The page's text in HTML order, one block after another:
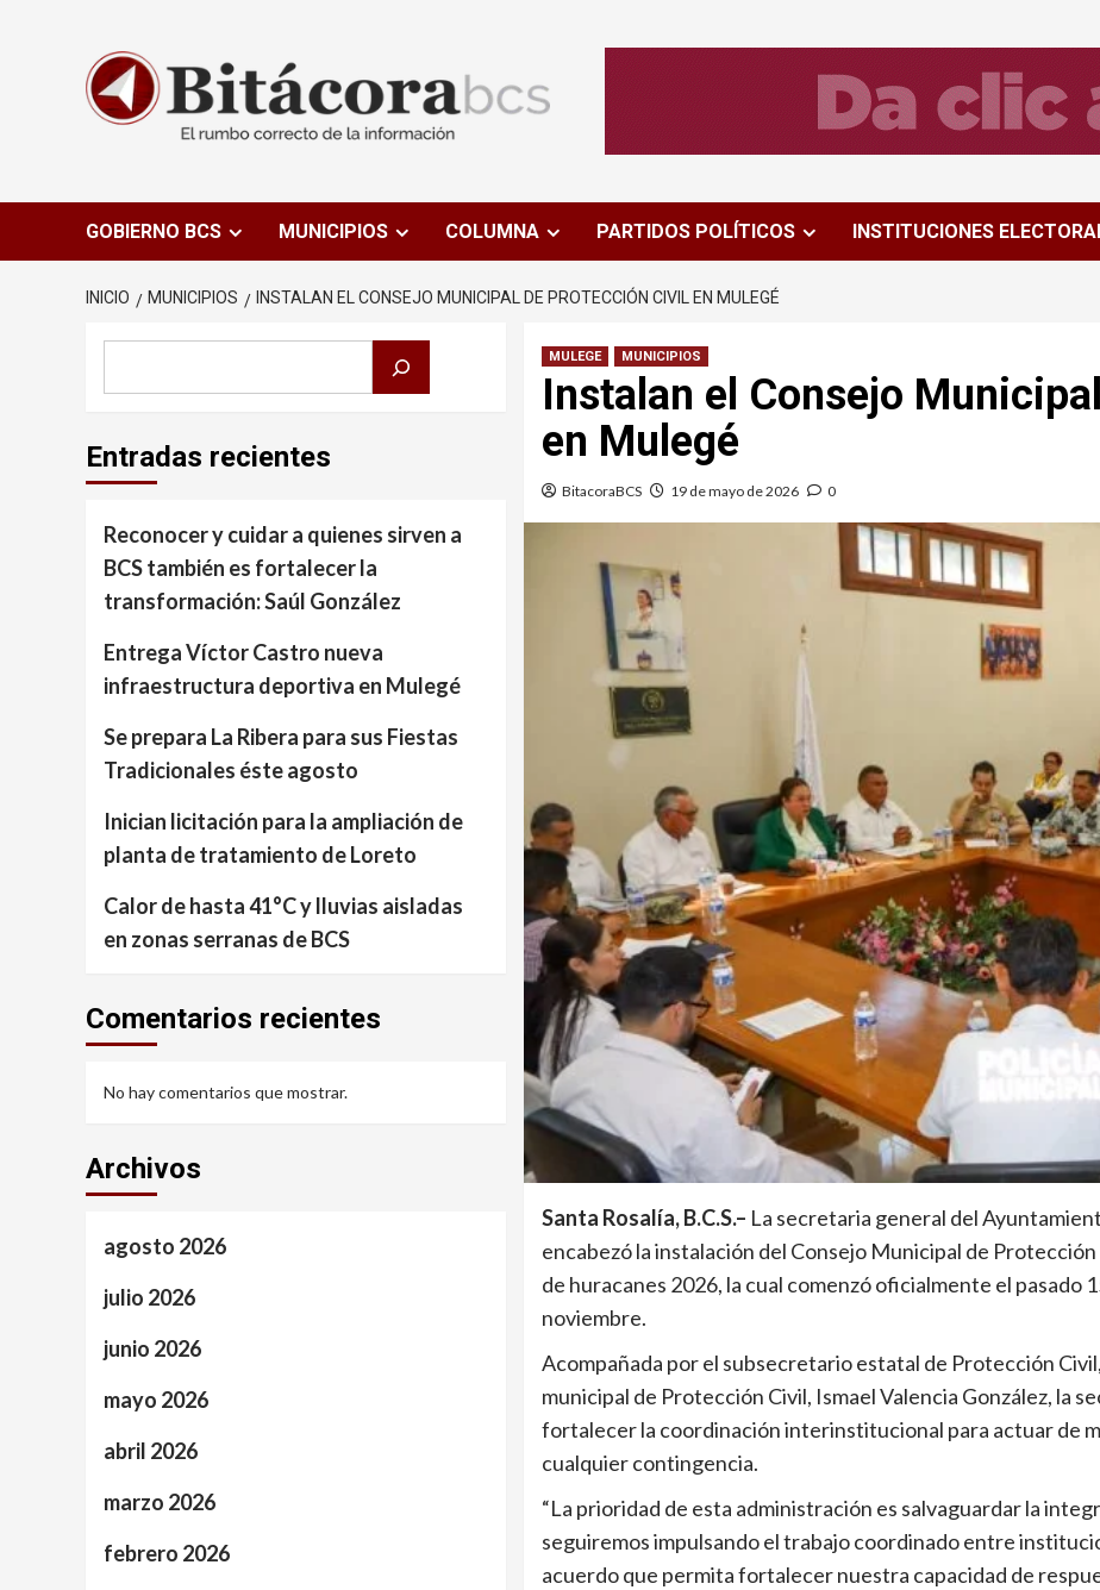
GOBIERNO BCS MUNICIPIOS COLUMNA PARTIDOS POLÍTICOS INSTITUCIONES
INICIO MUNICIPIOS INSTALAN EL CONSEJO MUNICIPAL DE PROTECCIÓN CIVIL EN MULEGÉ
MULEGE MUNICIPIOS
Instalan el Consejo
en Mulegé
BitacoraBCS 19 de mayo de 2026 0
Santa Rosalía, B.C.S.– La secretaria general del
encabezó la instalación del Consejo Municipal de
de huracanes 2026, la cual comenzó oficialmente el pasado
noviembre.
Acompañada por el subsecretario estatal de Protección
municipal de Protección Civil, Ismael Valencia González, la
fortalecer la coordinación interinstitucional para actuar de
cualquier contingencia.
“La prioridad de esta administración es salvaguardar la
seguiremos impulsando el trabajo coordinado entre
acuerdo que permita fortalecer nuestra capacidad de
Entradas recientes
Reconocer y cuidar a quienes sirven a
BCS también es fortalecer la
transformación: Saúl González
Entrega Víctor Castro nueva
infraestructura deportiva en Mulegé
Se prepara La Ribera para sus Fiestas
Tradicionales éste agosto
Inician licitación para la ampliación de
planta de tratamiento de Loreto
Calor de hasta 41°C y lluvias aisladas
en zonas serranas de BCS
Comentarios recientes
No hay comentarios que mostrar.
Archivos
agosto 2026
julio 2026
junio 2026
mayo 2026
abril 2026
marzo 2026
febrero 2026